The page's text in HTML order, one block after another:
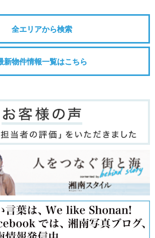
全エリアから検索
新物件情報一覧はこちら